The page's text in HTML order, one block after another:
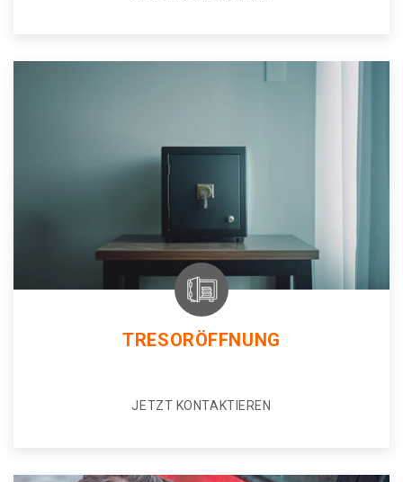
TRESORÖFFNUNG
JETZT KONTAKTIEREN